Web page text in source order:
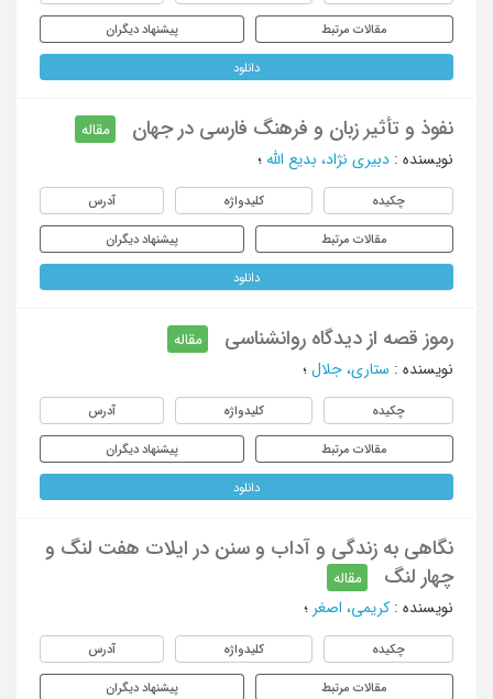
مقالات مرتبط پیشنهاد دیگران
دانلود
نفوذ و تأثیر زبان و فرهنگ فارسی در جهان
مقاله
نویسنده : دبیری نژاد، بدیع الله ؛
چکیده کلیدواژه آدرس
مقالات مرتبط پیشنهاد دیگران
دانلود
رموز قصه از دیدگاه روانشناسی
مقاله
نویسنده : ستاری، جلال ؛
چکیده کلیدواژه آدرس
مقالات مرتبط پیشنهاد دیگران
دانلود
نگاهی به زندگی و آداب و سنن در ایلات هفت لنگ و
چهار لنگ
مقاله
نویسنده : کریمی، اصغر ؛
چکیده کلیدواژه آدرس
مقالات مرتبط پیشنهاد دیگران